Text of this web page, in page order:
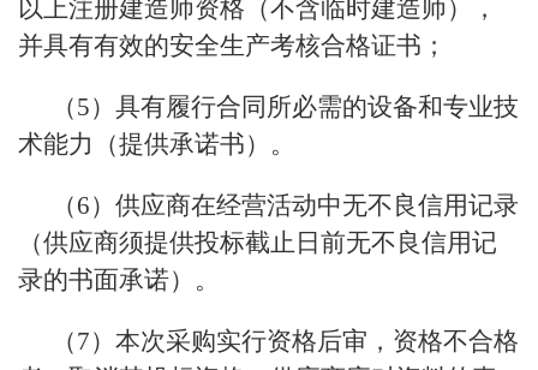
以上注册建造师资格（不含临时建造师），
并具有有效的安全生产考核合格证书；
（5）具有履行合同所必需的设备和专业技
术能力（提供承诺书）。
（6）供应商在经营活动中无不良信用记录
（供应商须提供投标截止日前无不良信用记
录的书面承诺）。
（7）本次采购实行资格后审，资格不合格